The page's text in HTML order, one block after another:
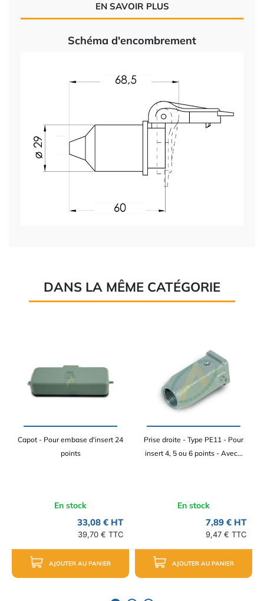
EN SAVOIR PLUS
Schéma d'encombrement
DANS LA MÊME CATÉGORIE
Capot - Pour embase d'insert 24
points
En stock
33,08 € HT
39,70 € TTC
AJOUTER AU PANIER
Prise droite - Type PE11 - Pour
insert 4, 5 ou 6 points - Avec...
En stock
7,89 € HT
9,47 € TTC
AJOUTER AU PANIER